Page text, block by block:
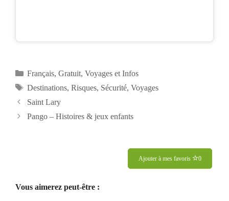
Catégories
Français, Gratuit, Voyages et Infos
Étiquettes
Destinations, Risques, Sécurité, Voyages
Saint Lary
Pango – Histoires & jeux enfants
Ajouter à mes favoris 0
Vous aimerez peut-être :